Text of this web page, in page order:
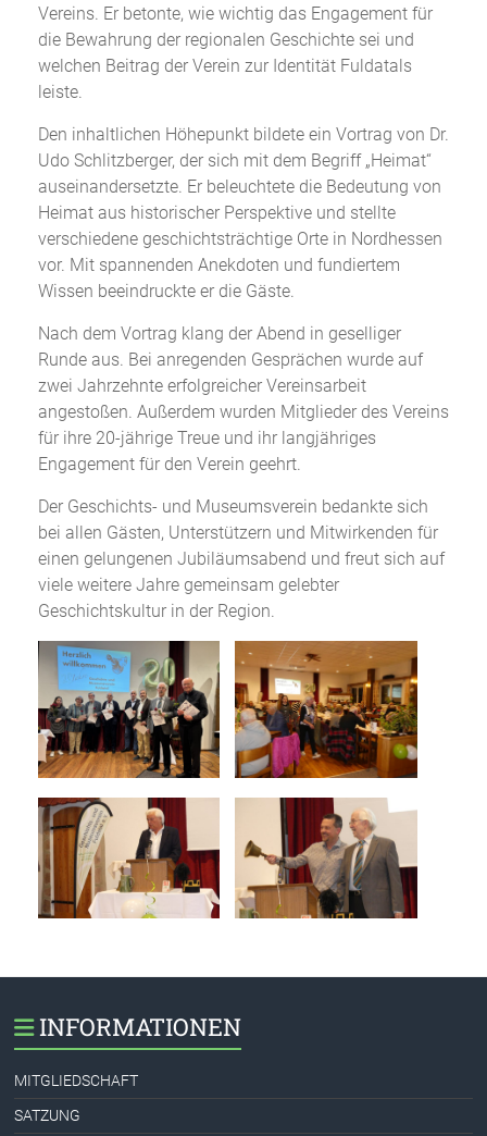
Vereins. Er betonte, wie wichtig das Engagement für
die Bewahrung der regionalen Geschichte sei und
welchen Beitrag der Verein zur Identität Fuldatals
leiste.
Den inhaltlichen Höhepunkt bildete ein Vortrag von Dr.
Udo Schlitzberger, der sich mit dem Begriff „Heimat“
auseinandersetzte. Er beleuchtete die Bedeutung von
Heimat aus historischer Perspektive und stellte
verschiedene geschichtsträchtige Orte in Nordhessen
vor. Mit spannenden Anekdoten und fundiertem
Wissen beeindruckte er die Gäste.
Nach dem Vortrag klang der Abend in geselliger
Runde aus. Bei anregenden Gesprächen wurde auf
zwei Jahrzehnte erfolgreicher Vereinsarbeit
angestoßen. Außerdem wurden Mitglieder des Vereins
für ihre 20-jährige Treue und ihr langjähriges
Engagement für den Verein geehrt.
Der Geschichts- und Museumsverein bedankte sich
bei allen Gästen, Unterstützern und Mitwirkenden für
einen gelungenen Jubiläumsabend und freut sich auf
viele weitere Jahre gemeinsam gelebter
Geschichtskultur in der Region.
INFORMATIONEN
MITGLIEDSCHAFT
SATZUNG